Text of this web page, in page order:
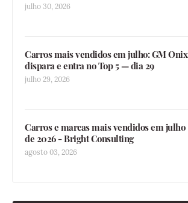
julho 30, 2026
Carros mais vendidos em julho: GM Onix
dispara e entra no Top 5 — dia 29
julho 29, 2026
Carros e marcas mais vendidos em julho
de 2026 - Bright Consulting
agosto 03, 2026